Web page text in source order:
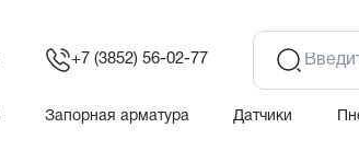
+7 (3852) 56-02-77
Запорная арматура Датчики